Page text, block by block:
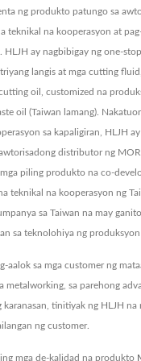
ng produkto patungo sa
teknikal na kooperasyon at
HLJH ay nagbibigay ng one-
langis at mga cutting
oil, customized na
oil (Taiwan lamang).
sa kapaligiran, HLJH
distributor ng
piling produkto na co-
teknikal na kooperasyon ng
sa Taiwan na may
sa teknolohiya ng produksyon
aalok sa mga customer ng
metalworking, sa parehong
karanasan, tinitiyak ng HLJH na
ng customer.
mga de-kalidad na produkto